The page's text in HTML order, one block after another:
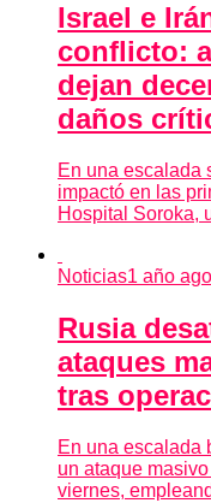
Israel e
conflicto:
dejan
daños
En una escalada
impactó en las
Hospital Soroka,
Noticias1 año ago
Rusia
ataques
tras
En una escalada
un ataque
viernes,